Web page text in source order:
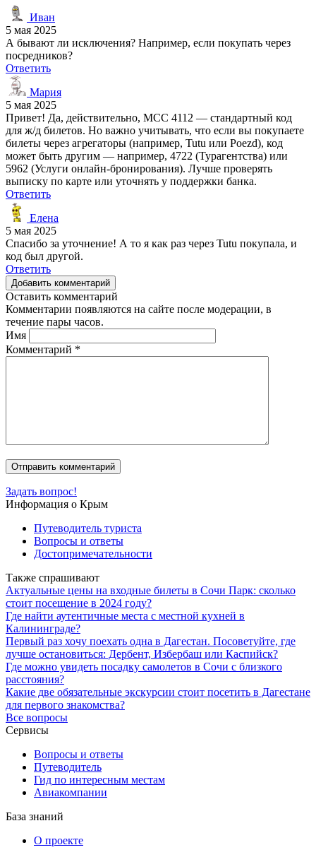
Иван
5 мая 2025
А бывают ли исключения? Например, если покупать через
посредников?
Ответить
Мария
5 мая 2025
Привет! Да, действительно, MCC 4112 — стандартный код
для ж/д билетов. Но важно учитывать, что если вы покупаете
билеты через агрегаторы (например, Tutu или Poezd), код
может быть другим — например, 4722 (Турагентства) или
5962 (Услуги онлайн-бронирования). Лучше проверять
выписку по карте или уточнять у поддержки банка.
Ответить
Елена
5 мая 2025
Спасибо за уточнение! А то я как раз через Tutu покупала, и
код был другой.
Ответить
Добавить комментарий
Оставить комментарий
Комментарии появляются на сайте после модерации, в
течение пары часов.
Имя
Комментарий *
Задать вопрос!
Информация о Крым
Путеводитель туриста
Вопросы и ответы
Достопримечательности
Также спрашивают
Актуальные цены на входные билеты в Сочи Парк: сколько
стоит посещение в 2024 году?
Где найти аутентичные места с местной кухней в
Калининграде?
Первый раз хочу поехать одна в Дагестан. Посоветуйте, где
лучше остановиться: Дербент, Избербаш или Каспийск?
Где можно увидеть посадку самолетов в Сочи с близкого
расстояния?
Какие две обязательные экскурсии стоит посетить в Дагестане
для первого знакомства?
Все вопросы
Сервисы
Вопросы и ответы
Путеводитель
Гид по интересным местам
Авиакомпании
База знаний
О проекте